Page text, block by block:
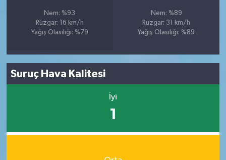
Nem: %93
Rüzgar: 16 km/h
Yağış Olasılığı: %79
Nem: %89
Rüzgar: 31 km/h
Yağış Olasılığı: %89
Suruç Hava Kalitesi
İyi
1